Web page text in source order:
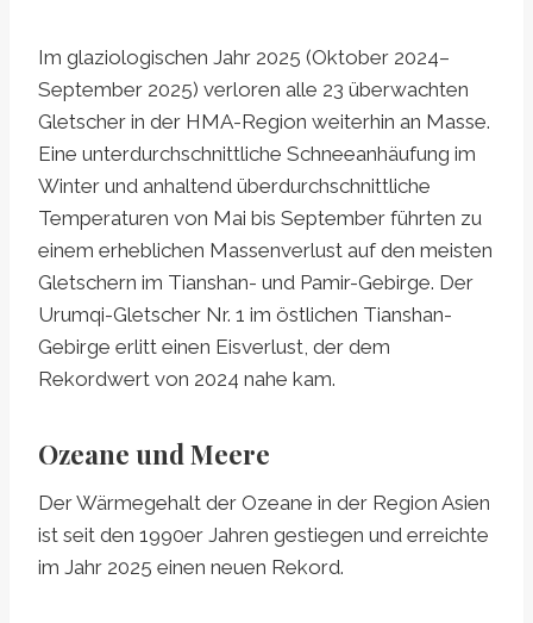
Im glaziologischen Jahr 2025 (Oktober 2024–
September 2025) verloren alle 23 überwachten
Gletscher in der HMA-Region weiterhin an Masse.
Eine unterdurchschnittliche Schneeanhäufung im
Winter und anhaltend überdurchschnittliche
Temperaturen von Mai bis September führten zu
einem erheblichen Massenverlust auf den meisten
Gletschern im Tianshan- und Pamir-Gebirge. Der
Urumqi-Gletscher Nr. 1 im östlichen Tianshan-
Gebirge erlitt einen Eisverlust, der dem
Rekordwert von 2024 nahe kam.
Ozeane und Meere
Der Wärmegehalt der Ozeane in der Region Asien
ist seit den 1990er Jahren gestiegen und erreichte
im Jahr 2025 einen neuen Rekord.